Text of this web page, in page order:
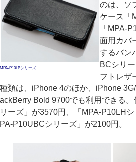
MPA-P10LBシリーズ
のは、ソ
ケース「
「MPA-
面用カバ
するバン
BCシリ
フトレザ
種類は、iPhone 4のほか、iPhone
ackBerry Bold 9700でも利用できる
リーズ」が3570円、「MPA-P10LH
PA-P10UBCシリーズ」が2100円。